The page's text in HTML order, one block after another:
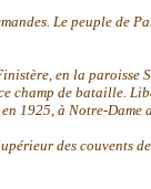
Le peuple de
, en la paroisse
champ de bataille.
1925, à Notre-Dame
des couvents